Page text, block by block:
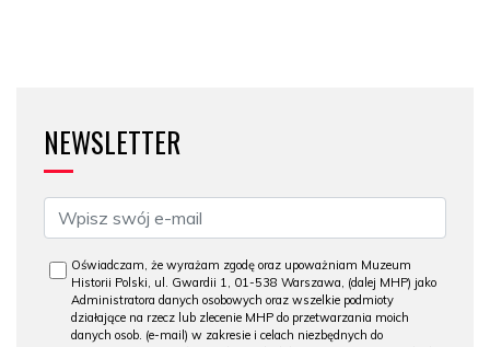
NEWSLETTER
Oświadczam, że wyrażam zgodę oraz upoważniam Muzeum
Historii Polski, ul. Gwardii 1, 01-538 Warszawa, (dalej MHP) jako
Administratora danych osobowych oraz wszelkie podmioty
działające na rzecz lub zlecenie MHP do przetwarzania moich
danych osob. (e-mail) w zakresie i celach niezbędnych do